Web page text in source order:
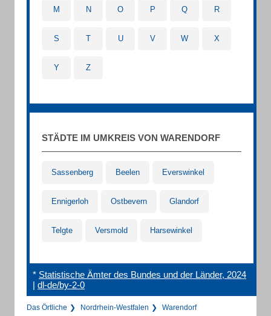
M N O P Q R
S T U V W X
Y Z
STÄDTE IM UMKREIS VON WARENDORF
Sassenberg Beelen Everswinkel
Ennigerloh Ostbevern Glandorf
Telgte Versmold Harsewinkel
* Statistische Ämter des Bundes und der Länder, 2024
| dl-de/by-2-0
Das Örtliche Nordrhein-Westfalen Warendorf